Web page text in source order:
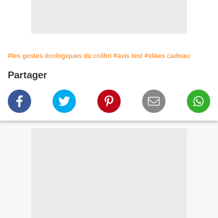
#les gestes écologiques du colibri #avis test #idées cadeau
Partager